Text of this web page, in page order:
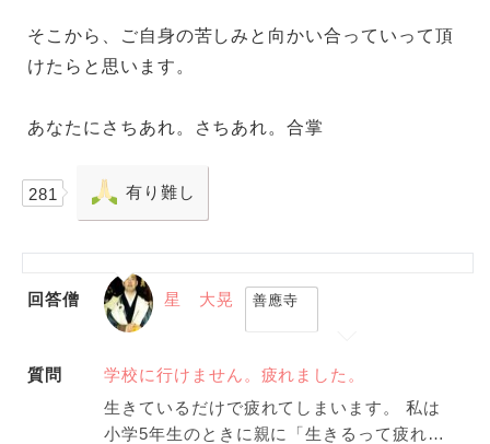
そこから、ご自身の苦しみと向かい合っていって頂
けたらと思います。
あなたにさちあれ。さちあれ。合掌
281 有り難し
回答僧 星 大晃 善應寺
質問
学校に行けません。疲れました。
生きているだけで疲れてしまいます。 私は
小学5年生のときに親に「生きるって疲れる